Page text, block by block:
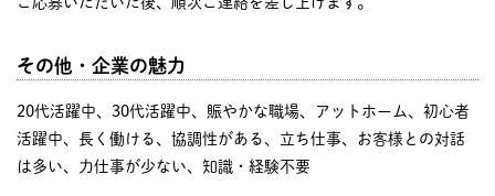
その他・企業の魅力
20代活躍中、30代活躍中、賑やかな職場、アットホーム、初心者
活躍中、長く働ける、協調性がある、立ち仕事、お客様との対話
は多い、力仕事が少ない、知識・経験不要